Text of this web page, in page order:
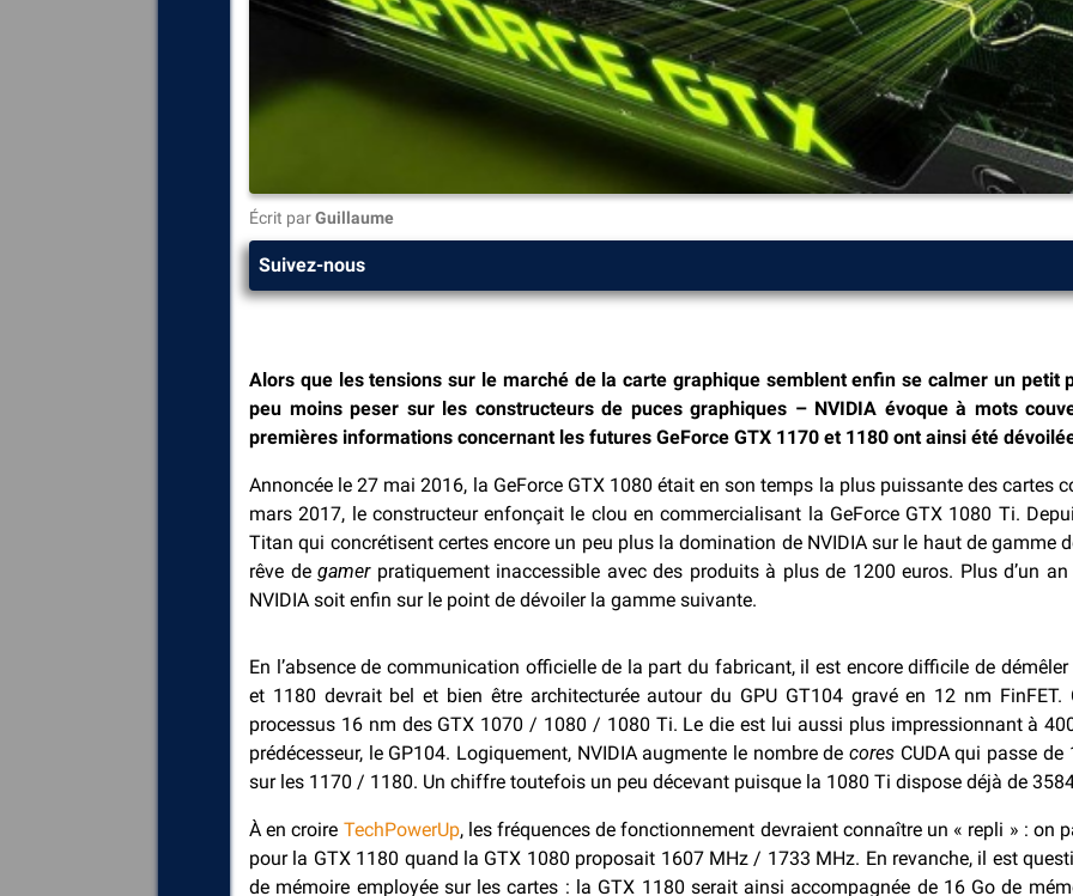
Écrit parGuillaume
Suivez-nous
Alors que les tensions sur le marché de la carte graphique semblent enfin se calmer un petit
peu moins peser sur les constructeurs de puces graphiques – NVIDIA évoque à mots
premières informations concernant les futures GeForce GTX 1170 et 1180 ont ainsi été
Annoncée le 27 mai 2016, la GeForce GTX 1080 était en son temps la plus puissante des cartes
mars 2017, le constructeur enfonçait le clou en commercialisant la GeForce GTX 1080 Ti.
Titan qui concrétisent certes encore un peu plus la domination de NVIDIA sur le haut de gamme
rêve degamerpratiquement inaccessible avec des produits à plus de 1200 euros. Plus d’un
NVIDIA soit enfin sur le point de dévoiler la gamme suivante.
En l’absence de communication officielle de la part du fabricant, il est encore difficile de
et 1180 devrait bel et bien être architecturée autour du GPU GT104 gravé en 12 nm
processus 16 nm des GTX 1070 / 1080 / 1080 Ti. Le die est lui aussi plus impressionnant à
prédécesseur, le GP104. Logiquement, NVIDIA augmente le nombre decores CUDA qui passe
sur les 1170 / 1180. Un chiffre toutefois un peu décevant puisque la 1080 Ti dispose déjà de
À en croire TechPowerUp, les fréquences de fonctionnement devraient connaître un « repli » : on
pour la GTX 1180 quand la GTX 1080 proposait 1607 MHz / 1733 MHz. En revanche, il est
de mémoire employée sur les cartes : la GTX 1180 serait ainsi accompagnée de 16 Go de